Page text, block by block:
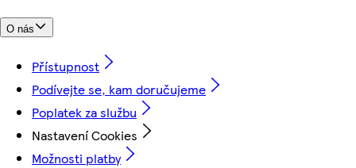
O nás
Přístupnost
Podívejte se, kam doručujeme
Poplatek za službu
Nastavení Cookies
Možnosti platby